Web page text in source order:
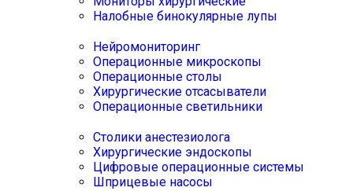
Налобные бинокулярные лупы
Нейромониторинг
Операционные микроскопы
Операционные столы
Хирургические отсасыватели
Операционные светильники
Столики анестезиолога
Хирургические эндоскопы
Цифровые операционные системы
Шприцевые насосы